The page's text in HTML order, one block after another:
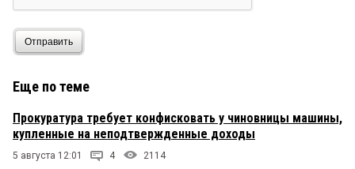
Отправить
Еще по теме
Прокуратура требует конфисковать у чиновницы машины,
купленные на неподтвержденные доходы
5 августа 12:01 4 2114